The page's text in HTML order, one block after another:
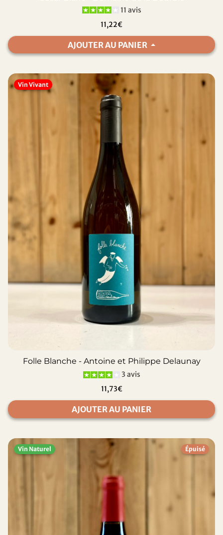
11 avis
11,22€
AJOUTER AU PANIER
Vin Vivant
Folle Blanche - Antoine et Philippe Delaunay
3 avis
11,73€
AJOUTER AU PANIER
Vin Naturel Épuisé